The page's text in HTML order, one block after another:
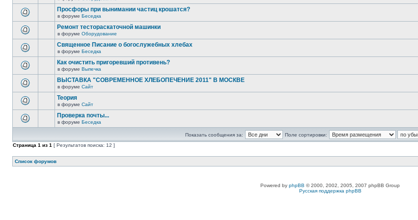
Просфоры при вынимании частиц крошатся?
в форуме Беседка
Ремонт тестораскаточной машинки
в форуме Оборудование
Священное Писание о богослужебных хлебах
в форуме Беседка
Как очистить пригоревший противень?
в форуме Выпечка
ВЫСТАВКА "СОВРЕМЕННОЕ ХЛЕБОПЕЧЕНИЕ 2011" В МОСКВЕ
в форуме Сайт
Теория
в форуме Сайт
Проверка почты...
в форуме Беседка
Показать сообщения за:
Поле сортировки:
Страница 1 из 1 [ Результатов поиска: 12 ]
Список форумов
Powered by phpBB © 2000, 2002, 2005, 2007 phpBB Group
Русская поддержка phpBB